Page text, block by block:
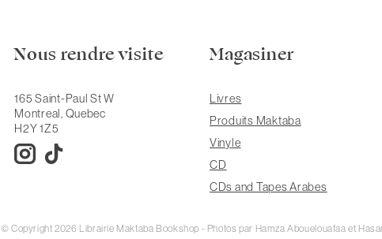
Nous rendre visite
165 Saint-Paul St W
Montreal, Quebec
H2Y 1Z5
Magasiner
Livres
Produits Maktaba
Vinyle
CD
CDs and Tapes Arabes
© Copyright 2026 Librairie Maktaba Bookshop - Photos par Hamza Abouelouafaa et